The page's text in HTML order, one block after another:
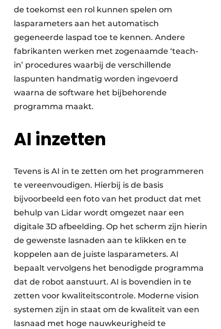
de toekomst een rol kunnen spelen om
lasparameters aan het automatisch
gegeneerde laspad toe te kennen. Andere
fabrikanten werken met zogenaamde ‘teach-
in’ procedures waarbij de verschillende
laspunten handmatig worden ingevoerd
waarna de software het bijbehorende
programma maakt.
AI inzetten
Tevens is AI in te zetten om het programmeren
te vereenvoudigen. Hierbij is de basis
bijvoorbeeld een foto van het product dat met
behulp van Lidar wordt omgezet naar een
digitale 3D afbeelding. Op het scherm zijn hierin
de gewenste lasnaden aan te klikken en te
koppelen aan de juiste lasparameters. AI
bepaalt vervolgens het benodigde programma
dat de robot aanstuurt. AI is bovendien in te
zetten voor kwaliteitscontrole. Moderne vision
systemen zijn in staat om de kwaliteit van een
lasnaad met hoge nauwkeurigheid te